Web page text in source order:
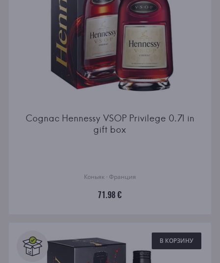
Cognac Hennessy VSOP Privilege 0.7l in
gift box
Коньяк · Франция
71.98 €
В КОРЗИНУ